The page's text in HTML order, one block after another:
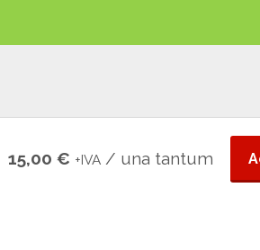
15,00 € +IVA / una tantum